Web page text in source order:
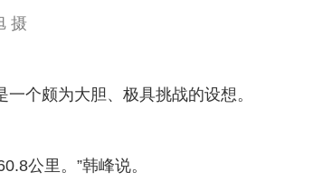
摄
个颇为大胆、极具挑战的设想。
公里。”韩峰说。